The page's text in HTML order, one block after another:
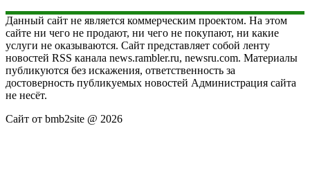
Данный сайт не является коммерческим проектом. На этом
сайте ни чего не продают, ни чего не покупают, ни какие
услуги не оказываются. Сайт представляет собой ленту
новостей RSS канала news.rambler.ru, newsru.com. Материалы
публикуются без искажения, ответственность за
достоверность публикуемых новостей Администрация сайта
не несёт.
Сайт от bmb2site @ 2026